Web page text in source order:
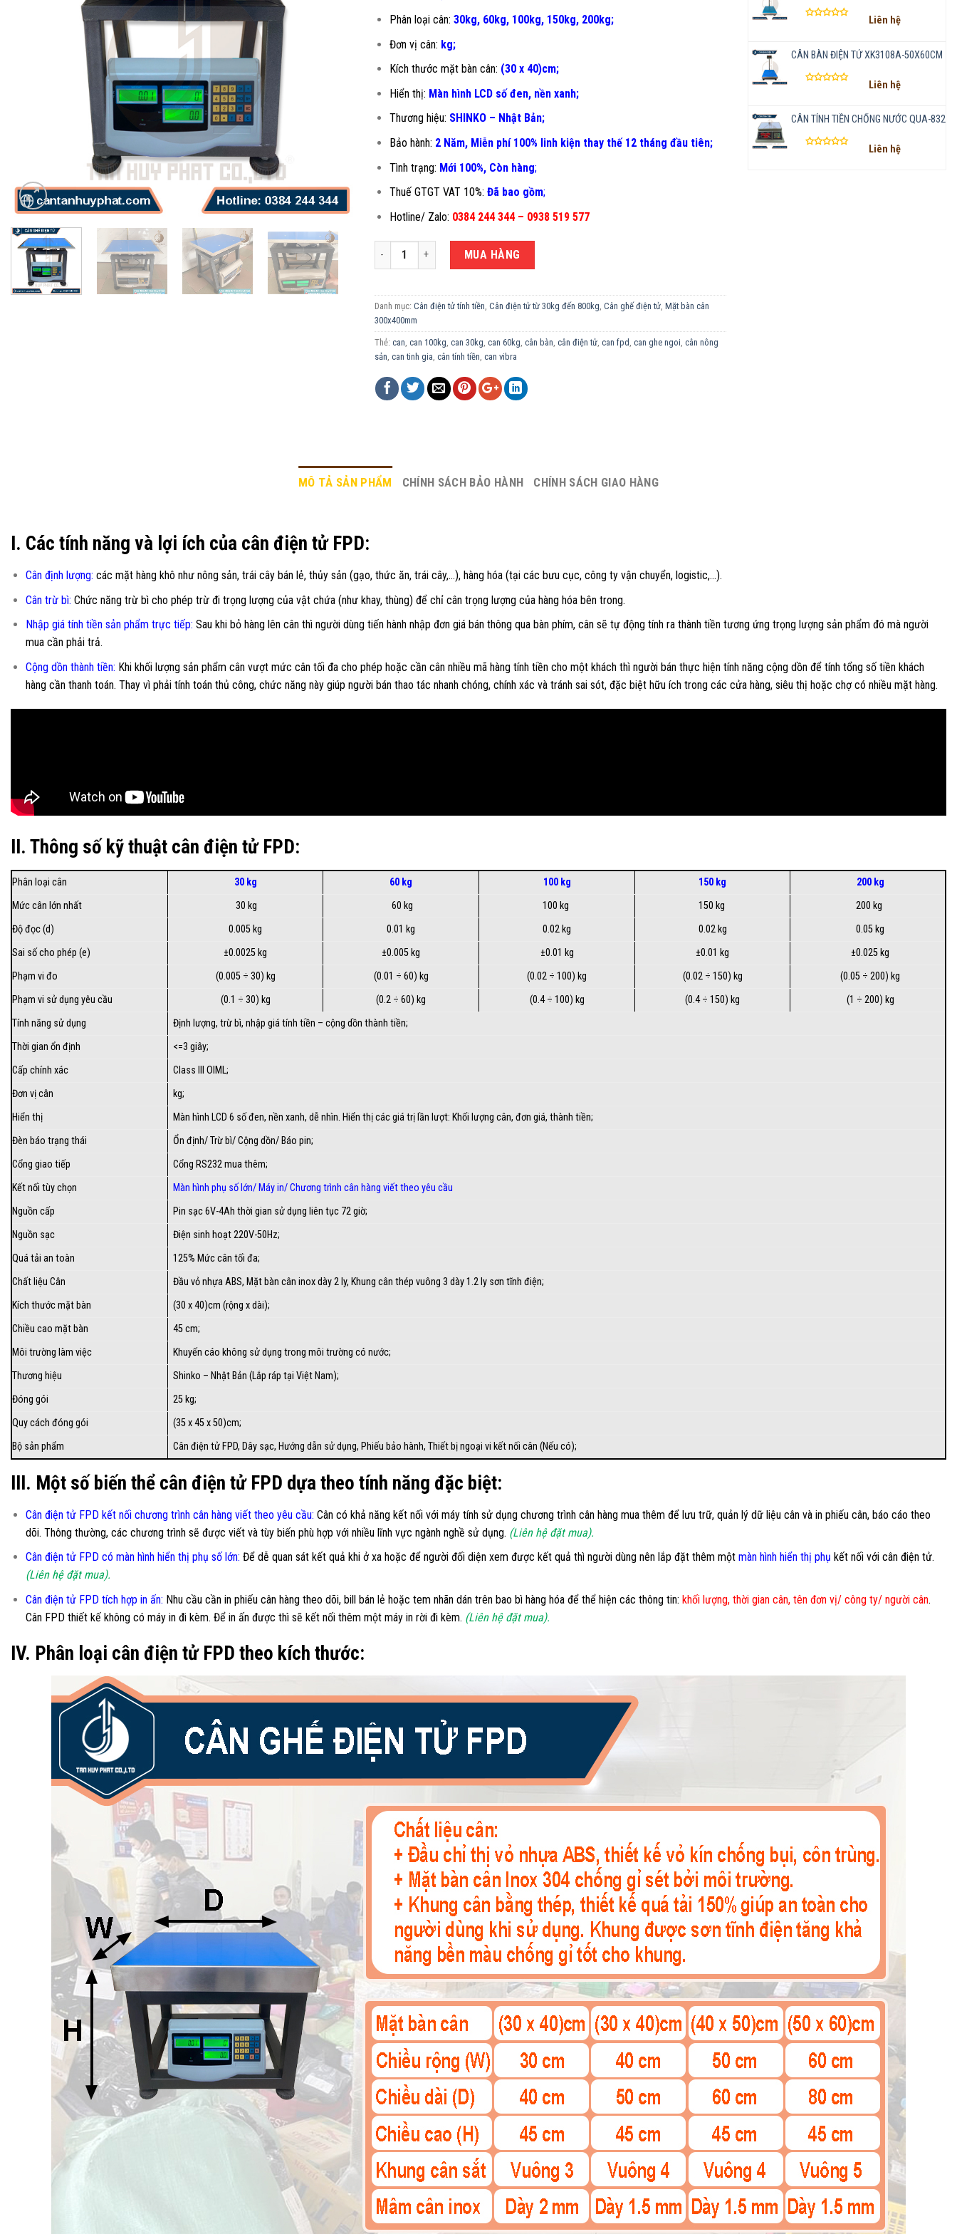
Phân loại cân: 30kg, 60kg, 100kg, 150kg, 200kg;
Đơn vị cân: kg;
Kích thước mặt bàn cân: (30 x 40)cm;
Hiển thị: Màn hình LCD số đen, nền xanh;
Thương hiệu: SHINKO – Nhật Bản;
Bảo hành: 2 Năm, Miễn phí 100% linh kiện thay thế 12 tháng đầu tiên;
Tình trạng: Mới 100%, Còn hàng;
Thuế GTGT VAT 10%: Đã bao gồm;
Hotline/ Zalo: 0384 244 344 – 0938 519 577
CÂN TÍNH TIỀN FPD-30X40CM số lượng
MUA HÀNG
Danh mục: Cân điện tử tính tiền, Cân điện tử từ 30kg đến 800kg, Cân ghế điện tử, Mặt bàn cân
300x400mm
Thẻ: can, can 100kg, can 30kg, can 60kg, cân bàn, cân điện tử, can fpd , can ghe ngoi, cân nông
sản, can tinh gia, cân tính tiền, can vibra
hạng
5
Liên hệ
CÂN BÀN ĐIỆN TỬ XK3108A-50X60CM
hạng
5
Liên hệ
CÂN TÍNH TIỀN CHỐNG NƯỚC QUA-832
Liên hệ
MÔ TẢ SẢN PHẨM CHÍNH SÁCH BẢO HÀNH CHÍNH SÁCH GIAO HÀNG
I. Các tính năng và lợi ích của cân điện tử FPD:
Cân định lượng: các mặt hàng khô như nông sản, trái cây bán lẻ, thủy sản (gạo, thức ăn, trái cây,…), hàng hóa (tại các bưu cục, công ty vận chuyển, logistic,…).
Cân trừ bì: Chức năng trừ bì cho phép trừ đi trọng lượng của vật chứa (như khay, thùng) để chỉ cân trọng lượng của hàng hóa bên trong.
Nhập giá tính tiền sản phẩm trực tiếp: Sau khi bỏ hàng lên cân thì người dùng tiến hành nhập đơn giá bán thông qua bàn phím, cân sẽ tự động tính ra thành tiền tương ứng trọng lượng sản phẩm đó mà người
mua cần phải trả.
Cộng dồn thành tiền: Khi khối lượng sản phẩm cân vượt mức cân tối đa cho phép hoặc cần cân nhiều mã hàng tính tiền cho một khách thì người bán thực hiện tính năng cộng dồn để tính tổng số tiền khách
hàng cần thanh toán. Thay vì phải tính toán thủ công, chức năng này giúp người bán thao tác nhanh chóng, chính xác và tránh sai sót, đặc biệt hữu ích trong các cửa hàng, siêu thị hoặc chợ có nhiều mặt hàng.
II. Thông số kỹ thuật cân điện tử FPD:
Phân loại cân 30 kg 60 kg 100 kg 150 kg
200 kg
Mức cân lớn nhất
30 kg 60 kg 100 kg 150 kg
200 kg
Độ đọc (d)
0.005 kg 0.01 kg 0.02 kg 0.02 kg
0.05 kg
Sai số cho phép (e)
±0.0025 kg ±0.005 kg ±0.01 kg ±0.01 kg
±0.025 kg
Phạm vi đo
(0.005 ÷ 30) kg (0.01 ÷ 60) kg (0.02 ÷ 100) kg (0.02 ÷ 150) kg
(0.05 ÷ 200) kg
Phạm vi sử dụng yêu cầu
(0.1 ÷ 30) kg (0.2 ÷ 60) kg (0.4 ÷ 100) kg (0.4 ÷ 150) kg
(1 ÷ 200) kg
Tính năng sử dụng
Định lượng, trừ bì, nhập giá tính tiền – cộng dồn thành tiền;
Thời gian ổn định
<=3 giây;
Cấp chính xác
Class III OIML;
Đơn vị cân
kg;
Hiển thị
Màn hình LCD 6 số đen, nền xanh, dễ nhìn. Hiển thị các giá trị lần lượt: Khối lượng cân, đơn giá, thành tiền;
Đèn báo trạng thái
Ổn định/ Trừ bì/ Cộng dồn/ Báo pin;
Cổng giao tiếp
Cổng RS232 mua thêm;
Kết nối tùy chọn
Màn hình phụ số lớn/ Máy in/Chương trình cân hàng viết theo yêu cầu
Nguồn cấp
Pin sạc 6V-4Ah thời gian sử dụng liên tục 72 giờ;
Nguồn sạc
Điện sinh hoạt 220V-50Hz;
Quá tải an toàn
125% Mức cân tối đa;
Chất liệu Cân
Đầu vỏ nhựa ABS, Mặt bàn cân inox dày 2 ly, Khung cân thép vuông 3 dày 1.2 ly sơn tĩnh điện;
Kích thước mặt bàn
(30 x 40)cm (rộng x dài);
Chiều cao mặt bàn
45 cm;
Môi trường làm việc
Khuyến cáo không sử dụng trong môi trường có nước;
Thương hiệu
Shinko – Nhật Bản (Lắp ráp tại Việt Nam);
Đóng gói
25 kg;
Quy cách đóng gói
(35 x 45 x 50)cm;
Bộ sản phẩm
Cân điện tử FPD, Dây sạc, Hướng dẫn sử dụng, Phiếu bảo hành, Thiết bị ngoại vi kết nối cân (Nếu có);
III. Một số biến thể cân điện tử FPD dựa theo tính năng đặc biệt:
Cân điện tử FPD kết nối chương trình cân hàng viết theo yêu cầu: Cân có khả năng kết nối với máy tính sử dụng chương trình cân hàng mua thêm để lưu trữ, quản lý dữ liệu cân và in phiếu cân, báo cáo theo
dõi. Thông thường, các chương trình sẽ được viết và tùy biến phù hợp với nhiều lĩnh vực ngành nghề sử dụng. (Liên hệ đặt mua).
Cân điện tử FPD có màn hình hiển thị phụ số lớn: Để dễ quan sát kết quả khi ở xa hoặc để người đối diện xem được kết quả thì người dùng nên lắp đặt thêm một màn hình hiển thị phụ kết nối với cân điện tử.
(Liên hệ đặt mua).
Cân điện tử FPD tích hợp in ấn: Nhu cầu cần in phiếu cân hàng theo dõi, bill bán lẻ hoặc tem nhãn dán trên bao bì hàng hóa để thể hiện các thông tin: khối lượng, thời gian cân, tên đơn vị/ công ty/ người cân.
Cân FPD thiết kế không có máy in đi kèm. Để in ấn được thì sẽ kết nối thêm một máy in rời đi kèm. (Liên hệ đặt mua).
IV. Phân loại cân điện tử FPD theo kích thước: